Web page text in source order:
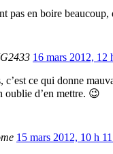
pas en boire beaucoup,
16 mars 2012, 12
c’est ce qui donne
oublie d’en mettre. 😉
15 mars 2012, 10 h